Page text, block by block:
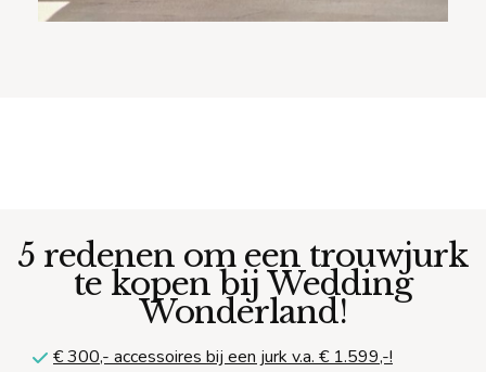
5 redenen om een trouwjurk
te kopen bij Wedding
Wonderland!
€ 300,- accessoires bij een jurk v.a. € 1.599,-!